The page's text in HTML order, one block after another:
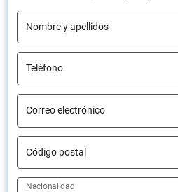
Nombre y apellidos
Teléfono
Correo electrónico
Código postal
Nacionalidad